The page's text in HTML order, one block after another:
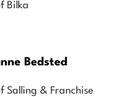
Bilka
Bedsted
Salling & Franchise